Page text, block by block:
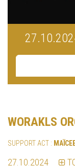
WORAKLS
SUPPORT ACT :
27.10.2024